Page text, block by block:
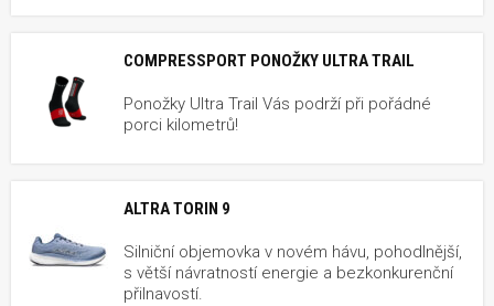
COMPRESSPORT PONOŽKY ULTRA TRAIL
Ponožky Ultra Trail Vás podrží při pořádné
porci kilometrů!
ALTRA TORIN 9
Silniční objemovka v novém hávu, pohodlnější,
s větší návratností energie a bezkonkurenční
přilnavostí.